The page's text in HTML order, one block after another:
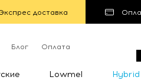
доставка
Блог Оплата
Lowmel Hybrid